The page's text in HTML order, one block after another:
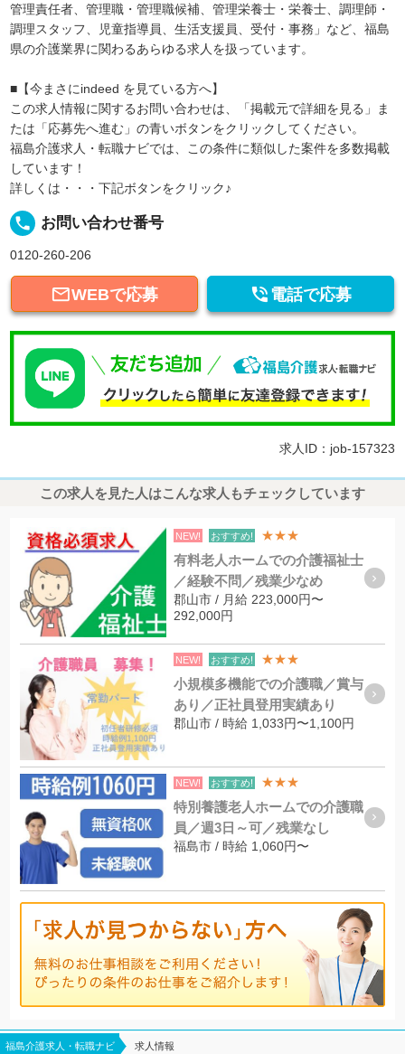
管理責任者、管理職・管理職候補、管理栄養士・栄養士、調理師・
調理スタッフ、児童指導員、生活支援員、受付・事務」など、福島
県の介護業界に関わるあらゆる求人を扱っています。
■【今まさにindeed を見ている方へ】
この求人情報に関するお問い合わせは、「掲載元で詳細を見る」ま
たは「応募先へ進む」の青いボタンをクリックしてください。
福島介護求人・転職ナビでは、この条件に類似した案件を多数掲載
しています！
詳しくは・・・下記ボタンをクリック♪
local_phone お問い合わせ番号
0120-260-206
WEBで応募  電話で応募
求人ID：job-157323
この求人を見た人はこんな求人もチェックしています
NEW! おすすめ! ★★★
有料老人ホームでの介護福祉士
／経験不問／残業少なめ
郡山市 / 月給 223,000円〜
292,000円
NEW! おすすめ! ★★★
小規模多機能での介護職／賞与
あり／正社員登用実績あり
郡山市 / 時給 1,033円〜1,100円
NEW! おすすめ! ★★★
特別養護老人ホームでの介護職
員／週3日～可／残業なし
福島市 / 時給 1,060円〜
福島介護求人・転職ナビ 求人情報